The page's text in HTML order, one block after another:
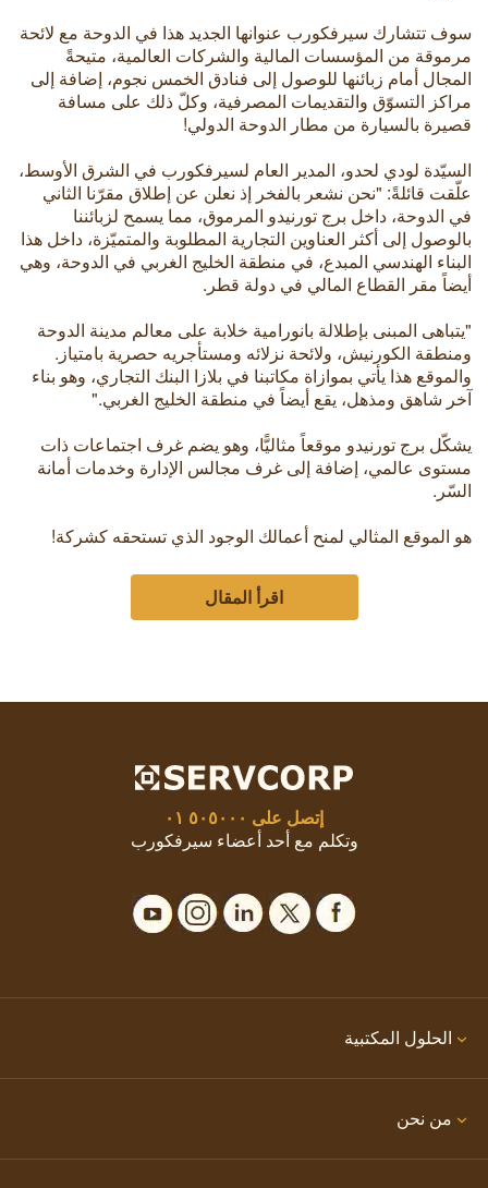
سوف تتشارك سيرفكورب عنوانها الجديد هذا في الدوحة مع لائحة
مرموقة من المؤسسات المالية والشركات العالمية، متيحةً
المجال أمام زبائنها للوصول إلى فنادق الخمس نجوم، إضافة إلى
مراكز التسوّق والتقديمات المصرفية، وكلّ ذلك على مسافة
قصيرة بالسيارة من مطار الدوحة الدولي!
السيّدة لودي لحدو، المدير العام لسيرفكورب في الشرق الأوسط،
علّقت قائلةً: "نحن نشعر بالفخر إذ نعلن عن إطلاق مقرّنا الثاني
في الدوحة، داخل برج تورنيدو المرموق، مما يسمح لزبائننا
بالوصول إلى أكثر العناوين التجارية المطلوبة والمتميّزة، داخل هذا
البناء الهندسي المبدع، في منطقة الخليج الغربي في الدوحة، وهي
أيضاً مقر القطاع المالي في دولة قطر.
"يتباهى المبنى بإطلالة بانورامية خلابة على معالم مدينة الدوحة
ومنطقة الكورنيش، ولائحة نزلائه ومستأجريه حصرية بامتياز.
والموقع هذا يأتي بموازاة مكاتبنا في بلازا البنك التجاري، وهو بناء
آخر شاهق ومذهل، يقع أيضاً في منطقة الخليج الغربي."
يشكّل برج تورنيدو موقعاً مثاليًّا، وهو يضم غرف اجتماعات ذات
مستوى عالمي، إضافة إلى غرف مجالس الإدارة وخدمات أمانة
السّر.
هو الموقع المثالي لمنح أعمالك الوجود الذي تستحقه كشركة!
اقرأ المقال
إتصل على ٥٠٥٠٠٠ ٠١
وتكلم مع أحد أعضاء سيرفكورب
الحلول المكتبية
من نحن